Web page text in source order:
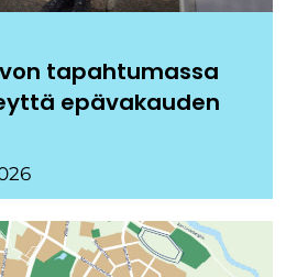
tapahtumassa
epävakauden